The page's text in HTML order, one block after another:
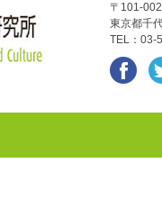
〒101-
東京都千
TEL：